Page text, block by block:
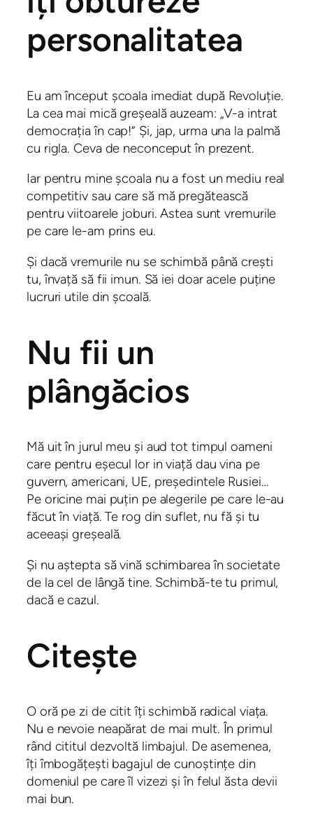
personalitatea
Eu am început școala imediat după Revoluție.
La cea mai mică greșeală auzeam: „V-a intrat
democrația în cap!” Și, jap, urma una la palmă
cu rigla. Ceva de neconceput în prezent.
Iar pentru mine școala nu a fost un mediu real
competitiv sau care să mă pregătească
pentru viitoarele joburi. Astea sunt vremurile
pe care le-am prins eu.
Și dacă vremurile nu se schimbă până crești
tu, învață să fii imun. Să iei doar acele puține
lucruri utile din școală.
Nu fii un
plângăcios
Mă uit în jurul meu și aud tot timpul oameni
care pentru eșecul lor in viață dau vina pe
guvern, americani, UE, președintele Rusiei…
Pe oricine mai puțin pe alegerile pe care le-au
făcut în viață. Te rog din suflet, nu fă și tu
aceeași greșeală.
Și nu aștepta să vină schimbarea în societate
de la cel de lângă tine. Schimbă-te tu primul,
dacă e cazul.
Citește
O oră pe zi de citit îți schimbă radical viața.
Nu e nevoie neapărat de mai mult. În primul
rând cititul dezvoltă limbajul. De asemenea,
îți îmbogățești bagajul de cunoștințe din
domeniul pe care îl vizezi și în felul ăsta devii
mai bun.